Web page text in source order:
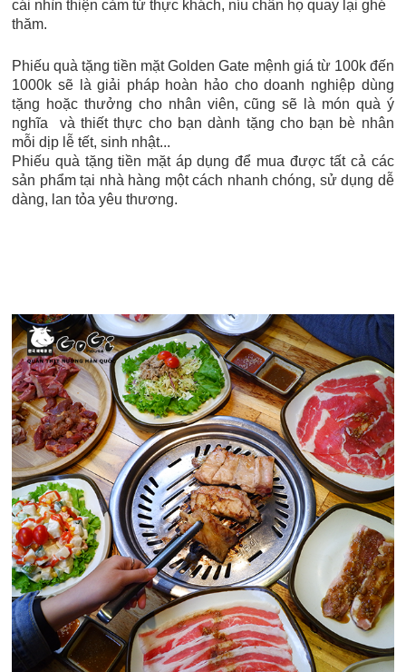
cái nhìn thiện cảm từ thực khách, níu chân họ quay lại ghé
thăm.
Phiếu quà tặng tiền mặt Golden Gate mệnh giá từ 100k đến
1000k sẽ là giải pháp hoàn hảo cho doanh nghiệp dùng
tặng hoặc thưởng cho nhân viên, cũng sẽ là món quà ý
nghĩa và thiết thực cho bạn dành tặng cho bạn bè nhân
mỗi dịp lễ tết, sinh nhật...
Phiếu quà tặng tiền mặt áp dụng để mua được tất cả các
sản phẩm tại nhà hàng một cách nhanh chóng, sử dụng dễ
dàng, lan tỏa yêu thương.